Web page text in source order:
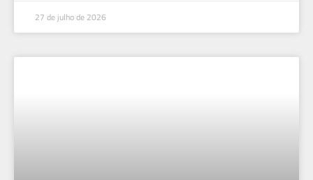
ok
27 de julho de 2026